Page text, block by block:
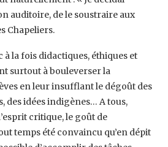
auditoire, de le soustraire aux
Chapeliers.
la fois didactiques, éthiques et
surtout à bouleverser la
en leur insufflant le dégoût des
des idées indigènes… A tous,
critique, le goût de
temps été convaincu qu’en dépit